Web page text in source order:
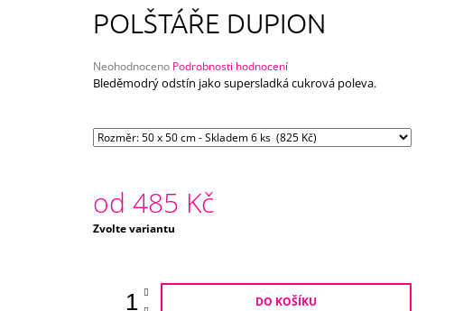
POLŠTÁŘE DUPION
Průměrné
hodnocení
0,0
z
Neohodnoceno Podrobnosti hodnocení
Bleděmodrý odstín jako supersladká cukrová poleva.
od 485 Kč
Měrná
Zvolte variantu
DO KOŠÍKU
750 Kč